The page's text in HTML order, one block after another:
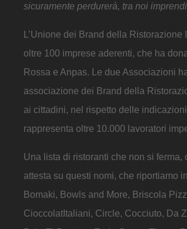
sicuramente perdurerà, tra noi
L’Unione dei Brand della
oltre 100 imprese aderenti, che ha
Rossa e Anpas. Le due Associazioni
associazione dei Brand della
ai cittadini, nel rispetto delle
rappresenta oltre 10.000 lavoratori
Una lista di ristoranti che non si
attesta su questi nomi, che riportiamo
Bomaki, Bowls and More, Briscola
CioccolatItaliani, Circle, Cocciuto, Da